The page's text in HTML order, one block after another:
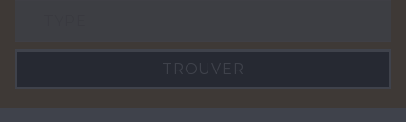
TROUVER